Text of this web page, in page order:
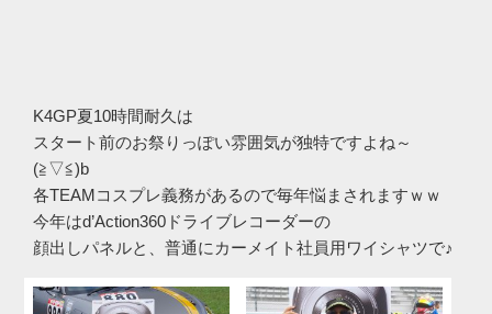
K4GP夏10時間耐久は
スタート前のお祭りっぽい雰囲気が独特ですよね～
(≧▽≦)b
各TEAMコスプレ義務があるので毎年悩まされますｗｗ
今年はd’Action360ドライブレコーダーの
顔出しパネルと、普通にカーメイト社員用ワイシャツで♪